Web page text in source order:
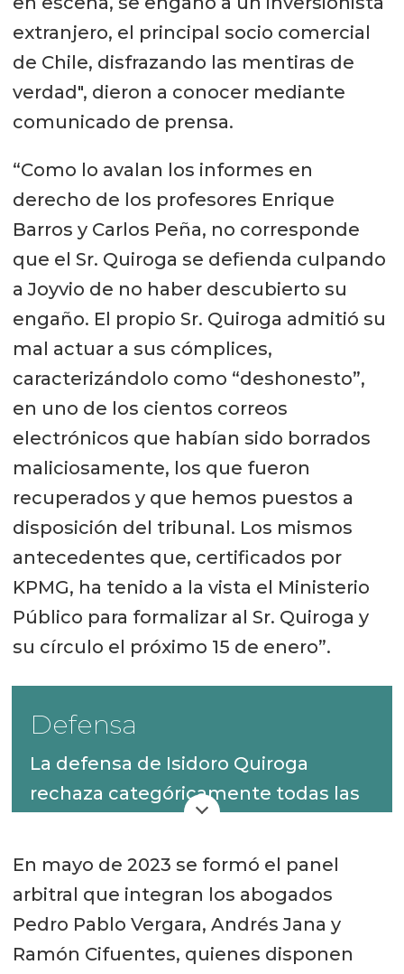
extranjero, el principal socio comercial
de Chile, disfrazando las mentiras de
verdad", dieron a conocer mediante
comunicado de prensa.
“Como lo avalan los informes en
derecho de los profesores Enrique
Barros y Carlos Peña, no corresponde
que el Sr. Quiroga se defienda culpando
a Joyvio de no haber descubierto su
engaño. El propio Sr. Quiroga admitió su
mal actuar a sus cómplices,
caracterizándolo como “deshonesto”,
en uno de los cientos correos
electrónicos que habían sido borrados
maliciosamente, los que fueron
recuperados y que hemos puestos a
disposición del tribunal. Los mismos
antecedentes que, certificados por
KPMG, ha tenido a la vista el Ministerio
Público para formalizar al Sr. Quiroga y
su círculo el próximo 15 de enero”.
Defensa
La defensa de Isidoro Quiroga
rechaza categóricamente todas las
no hubo engaño, que todos los
antecedentes productivos
estuvieron a la vista de los
compradores y sus asesores, y que
En mayo de 2023 se formó el panel
arbitral que integran los abogados
Pedro Pablo Vergara, Andrés Jana y
Ramón Cifuentes, quienes disponen